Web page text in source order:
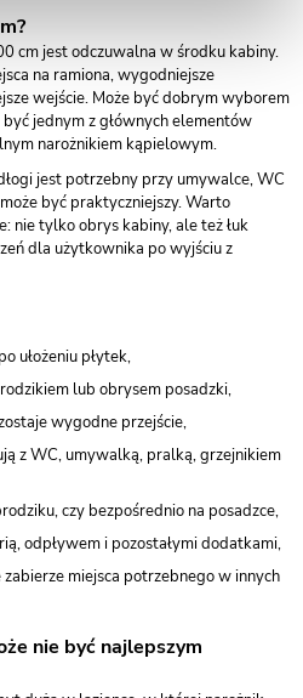
cm jest odczuwalna w środku kabiny.
na ramiona, wygodniejsze
wejście. Może być dobrym wyborem
jednym z głównych elementów
narożnikiem kąpielowym.
jest potrzebny przy umywalce, WC
być praktyczniejszy. Warto
nie tylko obrys kabiny, ale też łuk
dla użytkownika po wyjściu z
ułożeniu płytek,
lub obrysem posadzki,
wygodne przejście,
z WC, umywalką, pralką, grzejnikiem
czy bezpośrednio na posadzce,
odpływem i pozostałymi dodatkami,
miejsca potrzebnego w innych
nie być najlepszym